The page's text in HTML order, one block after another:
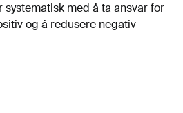
systematisk med å ta ansvar for
og å redusere negativ